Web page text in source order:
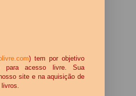
) tem por objetivo
para acesso livre. Sua
site e na aquisição de
livros.